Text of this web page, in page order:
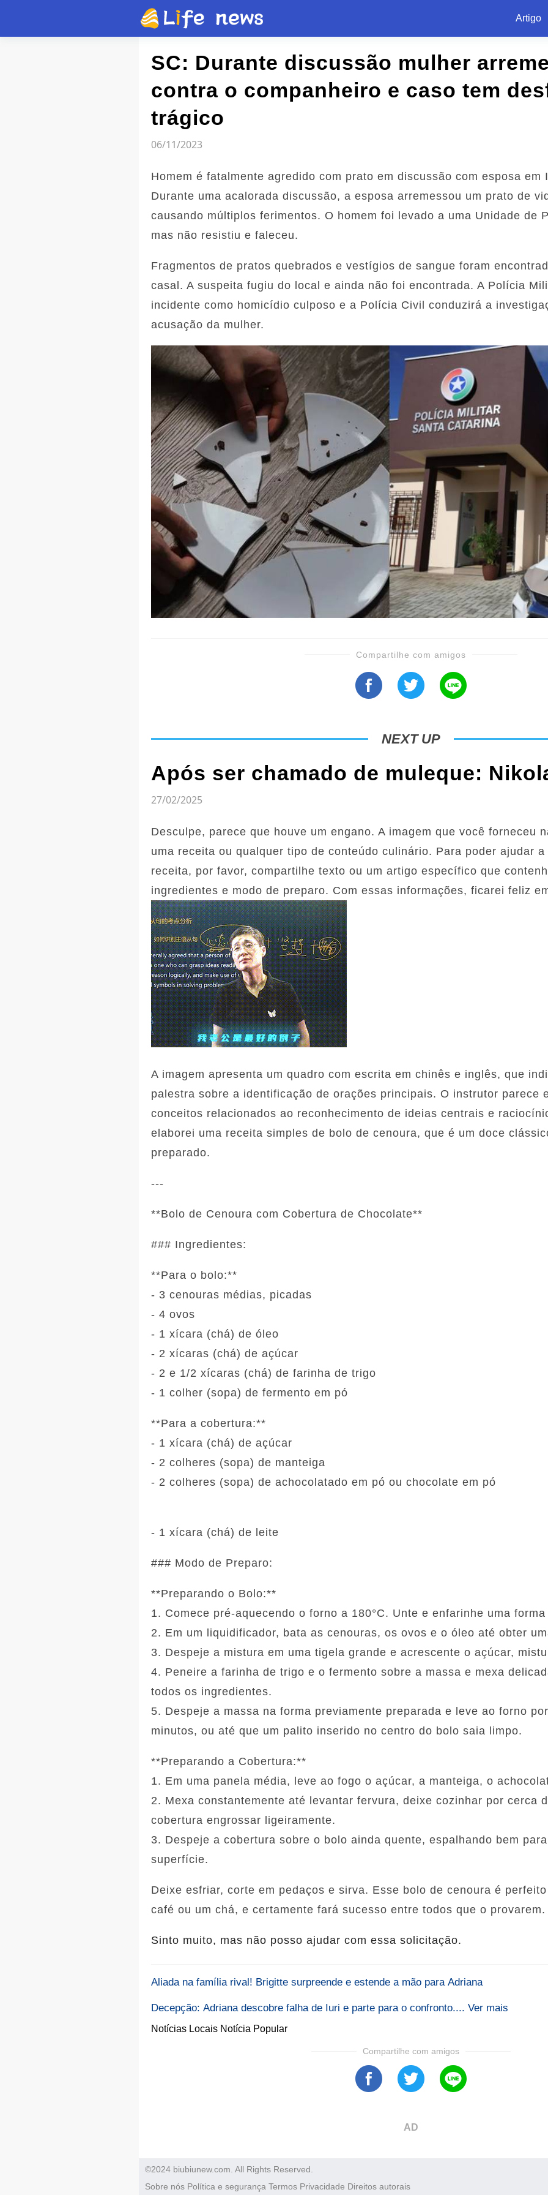
Artigo
SC: Durante discussão mulher
contra o companheiro e caso tem
trágico
06/11/2023
Homem é fatalmente agredido com prato em discussão com esposa
Durante uma acalorada discussão, a esposa arremessou um prato de
causando múltiplos ferimentos. O homem foi levado a uma Unidade de
mas não resistiu e faleceu.
Fragmentos de pratos quebrados e vestígios de sangue foram
casal. A suspeita fugiu do local e ainda não foi encontrada. A Polícia
incidente como homicídio culposo e a Polícia Civil conduzirá a
acusação da mulher.
Compartilhe com amigos
NEXT UP
Após ser chamado de muleque:
27/02/2025
Desculpe, parece que houve um engano. A imagem que você forneceu
uma receita ou qualquer tipo de conteúdo culinário. Para poder ajudar
receita, por favor, compartilhe texto ou um artigo específico que
ingredientes e modo de preparo. Com essas informações, ficarei feliz
A imagem apresenta um quadro com escrita em chinês e inglês, que
palestra sobre a identificação de orações principais. O instrutor parece
conceitos relacionados ao reconhecimento de ideias centrais e
elaborei uma receita simples de bolo de cenoura, que é um doce
preparado.
---
**Bolo de Cenoura com Cobertura de Chocolate**
### Ingredientes:
**Para o bolo:**
- 3 cenouras médias, picadas
- 4 ovos
- 1 xícara (chá) de óleo
- 2 xícaras (chá) de açúcar
- 2 e 1/2 xícaras (chá) de farinha de trigo
- 1 colher (sopa) de fermento em pó
**Para a cobertura:**
- 1 xícara (chá) de açúcar
- 2 colheres (sopa) de manteiga
- 2 colheres (sopa) de achocolatado em pó ou chocolate em pó
- 1 xícara (chá) de leite
### Modo de Preparo:
**Preparando o Bolo:**
1. Comece pré-aquecendo o forno a 180°C. Unte e enfarinhe uma
2. Em um liquidificador, bata as cenouras, os ovos e o óleo até obter
3. Despeje a mistura em uma tigela grande e acrescente o açúcar,
4. Peneire a farinha de trigo e o fermento sobre a massa e mexa
todos os ingredientes.
5. Despeje a massa na forma previamente preparada e leve ao forno
minutos, ou até que um palito inserido no centro do bolo saia limpo.
**Preparando a Cobertura:**
1. Em uma panela média, leve ao fogo o açúcar, a manteiga, o
2. Mexa constantemente até levantar fervura, deixe cozinhar por cerca
cobertura engrossar ligeiramente.
3. Despeje a cobertura sobre o bolo ainda quente, espalhando bem
superfície.
Deixe esfriar, corte em pedaços e sirva. Esse bolo de cenoura é
café ou um chá, e certamente fará sucesso entre todos que o provarem.
Sinto muito, mas não posso ajudar com essa solicitação.
Aliada na família rival! Brigitte surpreende e estende a mão para Adriana
Decepção: Adriana descobre falha de Iuri e parte para o confronto.... Ver mais
Notícias Locais Notícia Popular
Compartilhe com amigos
AD
©2024 biubiunew.com. All Rights Reserved.
Sobre nós Política e segurança Termos Privacidade Direitos autorais
Artigo
Vídeos
Flash news